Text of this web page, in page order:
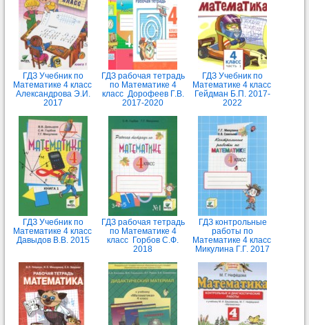
ГДЗ Учебник по
Математике 4 класс
Александрова Э.И.
2017
ГДЗ рабочая тетрадь
по Математике 4
класс Дорофеев Г.В.
2017-2020
ГДЗ Учебник по
Математике 4 класс
Гейдман Б.П. 2017-
2022
ГДЗ Учебник по
Математике 4 класс
Давыдов В.В. 2015
ГДЗ рабочая тетрадь
по Математике 4
класс Горбов С.Ф.
2018
ГДЗ контрольные
работы по
Математике 4 класс
Микулина Г.Г. 2017